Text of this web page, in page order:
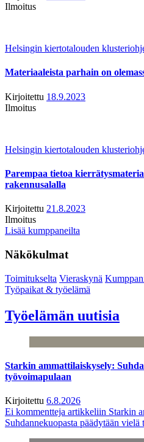
Ilmoitus
Helsingin kiertotalouden
Materiaaleista parhain on
Kirjoitettu 18.9.2023
Ilmoitus
Helsingin kiertotalouden
Parempaa tietoa
rakennusalalla
Kirjoitettu 21.8.2023
Ilmoitus
Lisää kumppaneilta
Näkökulmat
Toimitukselta Vieraskynä
Työpaikat & työelämä
Työelämän uutisia
Starkin ammattilaiskysely:
työvoimapulaan
Kirjoitettu 6.8.2026
Ei kommentteja artikkeliin Starkin
Suhdannekuopasta päädytään